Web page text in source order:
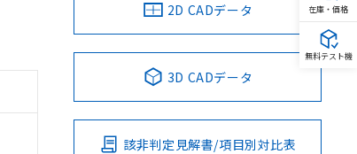
2D CADデータ
3D CADデータ
該非判定見解書/項目別対比表
在庫・価格
無料テスト機